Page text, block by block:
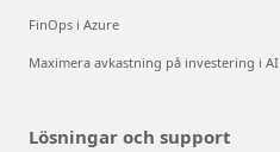
FinOps i Azure
Maximera avkastning på investering i AI
Lösningar och support